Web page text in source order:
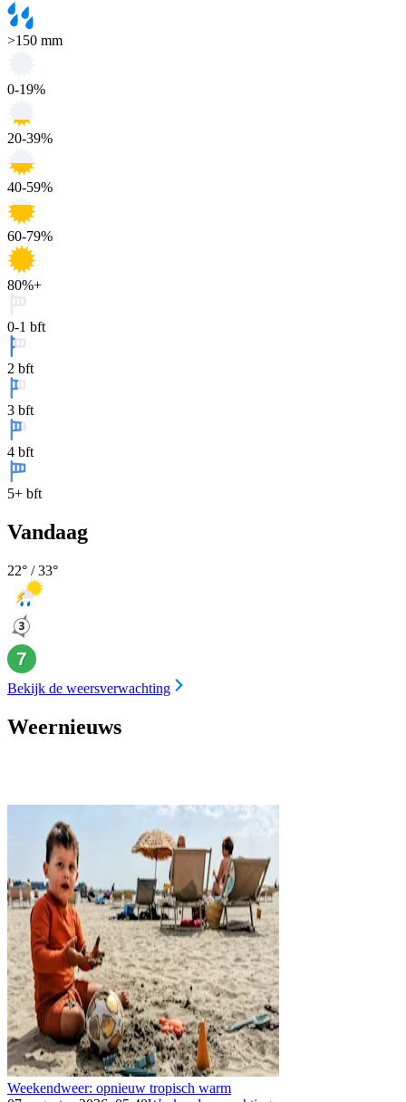
>150 mm
0-19%
20-39%
40-59%
60-79%
80%+
0-1 bft
2 bft
3 bft
4 bft
5+ bft
Vandaag
22° /33°
Bekijk de weersverwachting
Weernieuws
Weekendweer: opnieuw tropisch warm